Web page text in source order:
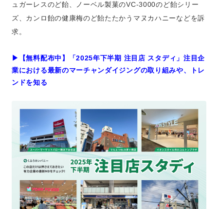
ュガーレスのど飴、ノーベル製菓のVC-3000のど飴シリー
ズ、カンロ飴の健康梅のど飴たたかうマヌカハニーなどを訴
求。
▶︎【無料配布中】「2025年下半期 注目店 スタディ」注目企
業における最新のマーチャンダイジングの取り組みや、トレ
ンドを知る